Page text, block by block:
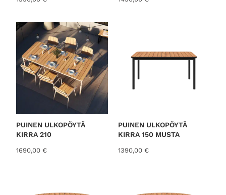
PUINEN ULKOPÖYTÄ
KIRRA 210
1690,00 €
PUINEN ULKOPÖYTÄ
KIRRA 150 MUSTA
1390,00 €